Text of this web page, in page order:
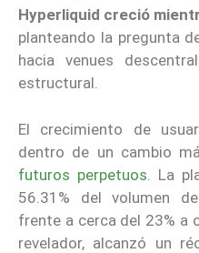
Hyperliquid creció
planteando la pregunta
hacia venues
estructural.
El crecimiento de
dentro de un cambio
futuros perpetuos . La
56.31% del volumen
frente a cerca del 23% a
revelador, alcanzó un